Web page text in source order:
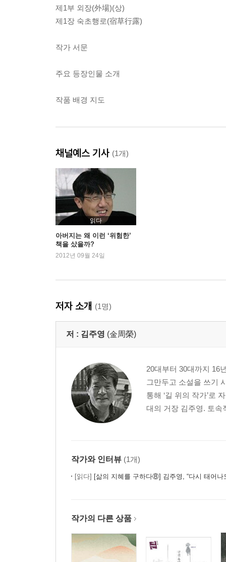
제1부 외장(外場)(상)
제1장 숙초행로(宿草行露)
작가 서문
주요 등장인물 소개
작품 배경 지도
채널예스 기사 (1개)
읽다
아버지는 왜 이런 ‘위험한’
책을 샀을까?
2012년 09월 24일
저자 소개 (1명)
저 : 김주영 (金周榮)
20대부터 30대까지 16
그만두고 소설을 쓰기
통해 ‘길 위의 작가’로
대의 거장 김주영. 토속
작가와 인터뷰 (1개)
[읽다] [삶의 지혜를 구하다⑧] 김주영, “다시 태어나도 소설 쓸 것, 언제나 현역
작가의 다른 상품